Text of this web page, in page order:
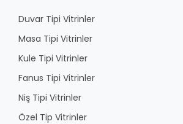
Duvar Tipi Vitrinler
Masa Tipi Vitrinler
Kule Tipi Vitrinler
Fanus Tipi Vitrinler
Niş Tipi Vitrinler
Özel Tip Vitrinler